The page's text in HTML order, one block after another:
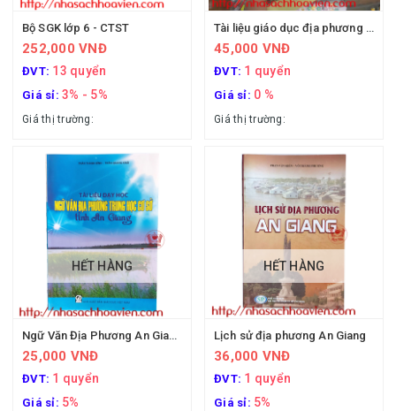
Bộ SGK lớp 6 - CTST
252,000 VNĐ
ĐVT: 13 quyển
Giá sỉ: 3% - 5%
Giá thị trường:
Tài liệu giáo dục địa phương tỉnh An Giang lớp 6
45,000 VNĐ
ĐVT: 1 quyển
Giá sỉ: 0 %
Giá thị trường:
HẾT HÀNG
Ngữ Văn Địa Phương An Giang
25,000 VNĐ
ĐVT: 1 quyển
Giá sỉ: 5%
HẾT HÀNG
Lịch sử địa phương An Giang
36,000 VNĐ
ĐVT: 1 quyển
Giá sỉ: 5%